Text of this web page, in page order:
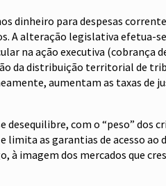
dinheiro para despesas
A alteração legislativa efetua-
na ação executiva (cobrança
da distribuição territorial de
aumentam as taxas de
desequilibre, com o “peso” dos
limita as garantias de acesso ao
à imagem dos mercados que